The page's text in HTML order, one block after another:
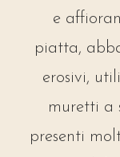
e
piatta,
erosivi,
muretti a
presenti